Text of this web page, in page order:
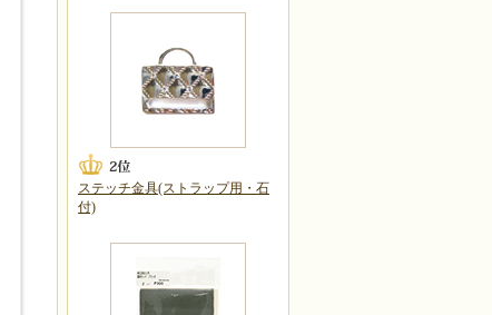
ステッチ金具(ストラップ用・石
付)